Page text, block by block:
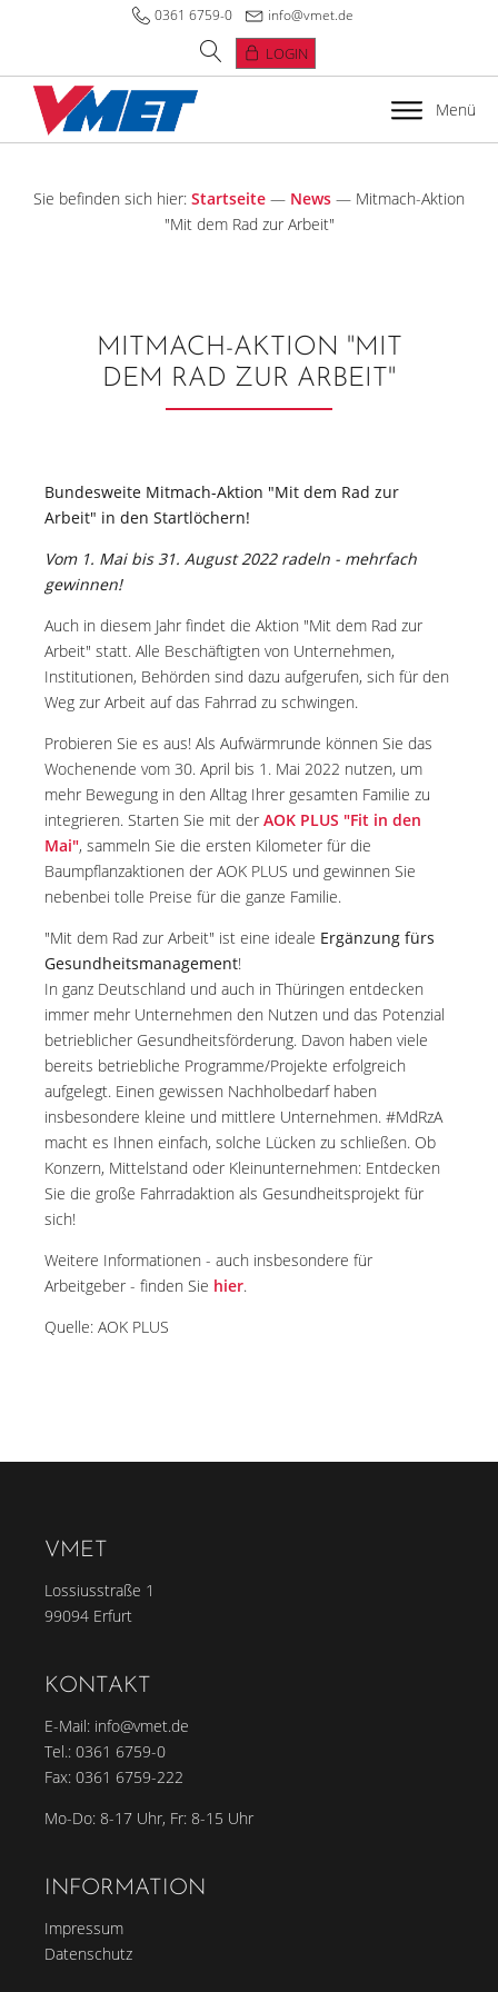
0361 6759-0 info@vmet.de
LOGIN
Menü
Sie befinden sich hier: Startseite — News — Mitmach-Aktion
"Mit dem Rad zur Arbeit"
MITMACH-AKTION "MIT
DEM RAD ZUR ARBEIT"
Bundesweite Mitmach-Aktion "Mit dem Rad zur
Arbeit" in den Startlöchern!
Vom 1. Mai bis 31. August 2022 radeln - mehrfach
gewinnen!
Auch in diesem Jahr findet die Aktion "Mit dem Rad zur
Arbeit" statt. Alle Beschäftigten von Unternehmen,
Institutionen, Behörden sind dazu aufgerufen, sich für den
Weg zur Arbeit auf das Fahrrad zu schwingen.
Probieren Sie es aus! Als Aufwärmrunde können Sie das
Wochenende vom 30. April bis 1. Mai 2022 nutzen, um
mehr Bewegung in den Alltag Ihrer gesamten Familie zu
integrieren. Starten Sie mit der AOK PLUS "Fit in den
Mai", sammeln Sie die ersten Kilometer für die
Baumpflanzaktionen der AOK PLUS und gewinnen Sie
nebenbei tolle Preise für die ganze Familie.
"Mit dem Rad zur Arbeit" ist eine ideale Ergänzung fürs
Gesundheitsmanagement!
In ganz Deutschland und auch in Thüringen entdecken
immer mehr Unternehmen den Nutzen und das Potenzial
betrieblicher Gesundheitsförderung. Davon haben viele
bereits betriebliche Programme/Projekte erfolgreich
aufgelegt. Einen gewissen Nachholbedarf haben
insbesondere kleine und mittlere Unternehmen. #MdRzA
macht es Ihnen einfach, solche Lücken zu schließen. Ob
Konzern, Mittelstand oder Kleinunternehmen: Entdecken
Sie die große Fahrradaktion als Gesundheitsprojekt für
sich!
Weitere Informationen - auch insbesondere für
Arbeitgeber - finden Sie hier.
Quelle: AOK PLUS
VMET
Lossiusstraße 1
99094 Erfurt
KONTAKT
E-Mail: info@vmet.de
Tel.: 0361 6759-0
Fax: 0361 6759-222
Mo-Do: 8-17 Uhr, Fr: 8-15 Uhr
INFORMATION
Impressum
Datenschutz